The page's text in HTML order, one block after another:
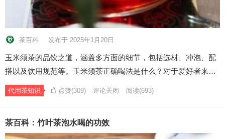
茶百科 发布于 2025年1月20日
玉米须茶的品饮之道，涵盖多方面的细节，包括选材、冲泡、配
搭以及饮用规范等。玉米须茶正确喝法是什么？对于爱好者来…
代用茶知识 点赞(309) 评论关闭 阅读(693)
茶百科：竹叶茶泡水喝的功效